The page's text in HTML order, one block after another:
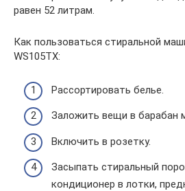
равен 52 литрам.
Как пользоваться стиральной
WS105TX:
Рассортировать белье.
Заложить вещи в барабан
Включить в розетку.
Засыпать стиральный
кондиционер в лотки,